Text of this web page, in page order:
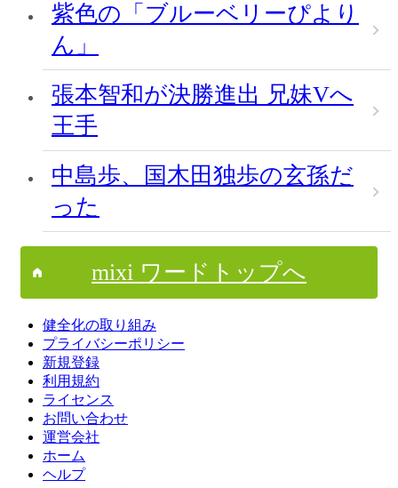
紫色の「ブルーベリーぴより
ん」
張本智和が決勝進出 兄妹Vへ
王手
中島歩、国木田独歩の玄孫だ
った
mixi ワードトップへ
健全化の取り組み
プライバシーポリシー
新規登録
利用規約
ライセンス
お問い合わせ
運営会社
ホーム
ヘルプ